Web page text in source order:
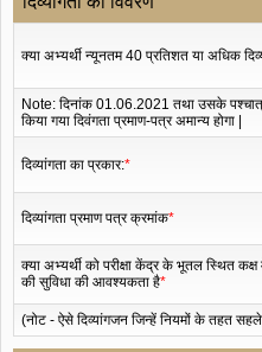
क्या अभ्यर्थी न्यूनतम 40 प्रतिशत या अधिक
Note: दिनांक 01.06.2021 तथा उसके पश्चात्
किया गया दिवंगता प्रमाण-पत्र अमान्य होगा |
दिव्यांगता का प्रकार:*
दिव्यांगता प्रमाण पत्र क्रमांक*
क्या अभ्यर्थी को परीक्षा केंद्र के भूतल स्थित
की सुविधा की आवश्यकता है*
(नोट - ऐसे दिव्यांगजन जिन्हें नियमों के तहत